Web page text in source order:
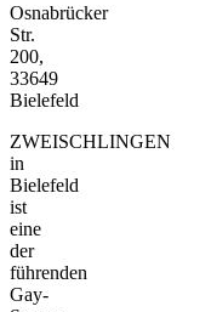
Osnabrücker
Str.
200,
33649
Bielefeld
ZWEISCHLINGEN
in
Bielefeld
ist
eine
der
führenden
Gay-